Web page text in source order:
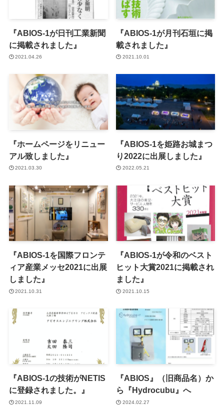
『ABIOS-1が日刊工業新聞
に掲載されました』
2021.04.26
『ABIOS-1が月刊石垣に掲
載されました』
2021.10.01
『ホームページをリニュー
アル致しました』
2021.03.30
『ABIOS-1を姫路お城まつ
り2022に出展しました』
2022.05.21
『ABIOS-1を国際フロンテ
ィア産業メッセ2021に出展
しました』
2021.10.31
『ABIOS-1が令和のベスト
ヒット大賞2021に掲載され
ました』
2021.10.15
『ABIOS-1の技術がNETIS
に登録されました。』
2021.11.09
『ABIOS』（旧商品名）か
ら『Hydrocubu』へ
2024.02.27